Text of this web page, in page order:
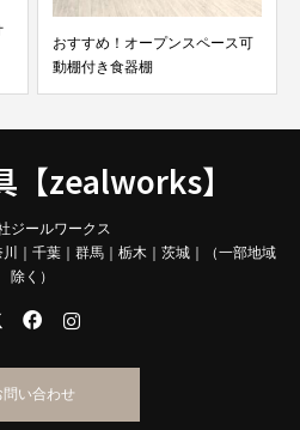
おすすめ！オープンスペース可
動棚付き食器棚
【zealworks】
ジールワークス
川｜千葉｜群馬｜栃木｜茨城｜（一部地域
除く）
問い合わせ